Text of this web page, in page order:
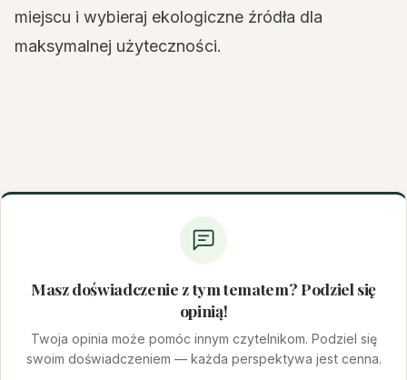
miejscu i wybieraj ekologiczne źródła dla
maksymalnej użyteczności.
Masz doświadczenie z tym tematem? Podziel się
opinią!
Twoja opinia może pomóc innym czytelnikom. Podziel się
swoim doświadczeniem — każda perspektywa jest cenna.